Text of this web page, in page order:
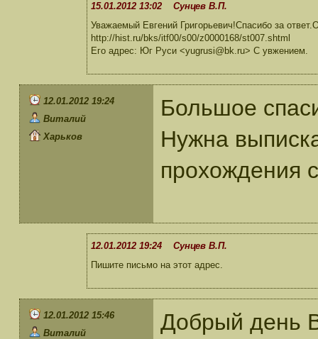
15.01.2012 13:02 Сунцев В.П.
Уважаемый Евгений Григорьевич!Спасибо за
http://hist.ru/bks/itf00/s00/z0000168/st007.shtml
Его адрес: Юг Руси <yugrusi@bk.ru> С увжением.
12.01.2012 19:24
Виталий
Харьков
Большое
Нужна
прохождения
12.01.2012 19:24 Сунцев В.П.
Пишите письмо на этот адрес.
12.01.2012 15:46
Виталий
Добрый день